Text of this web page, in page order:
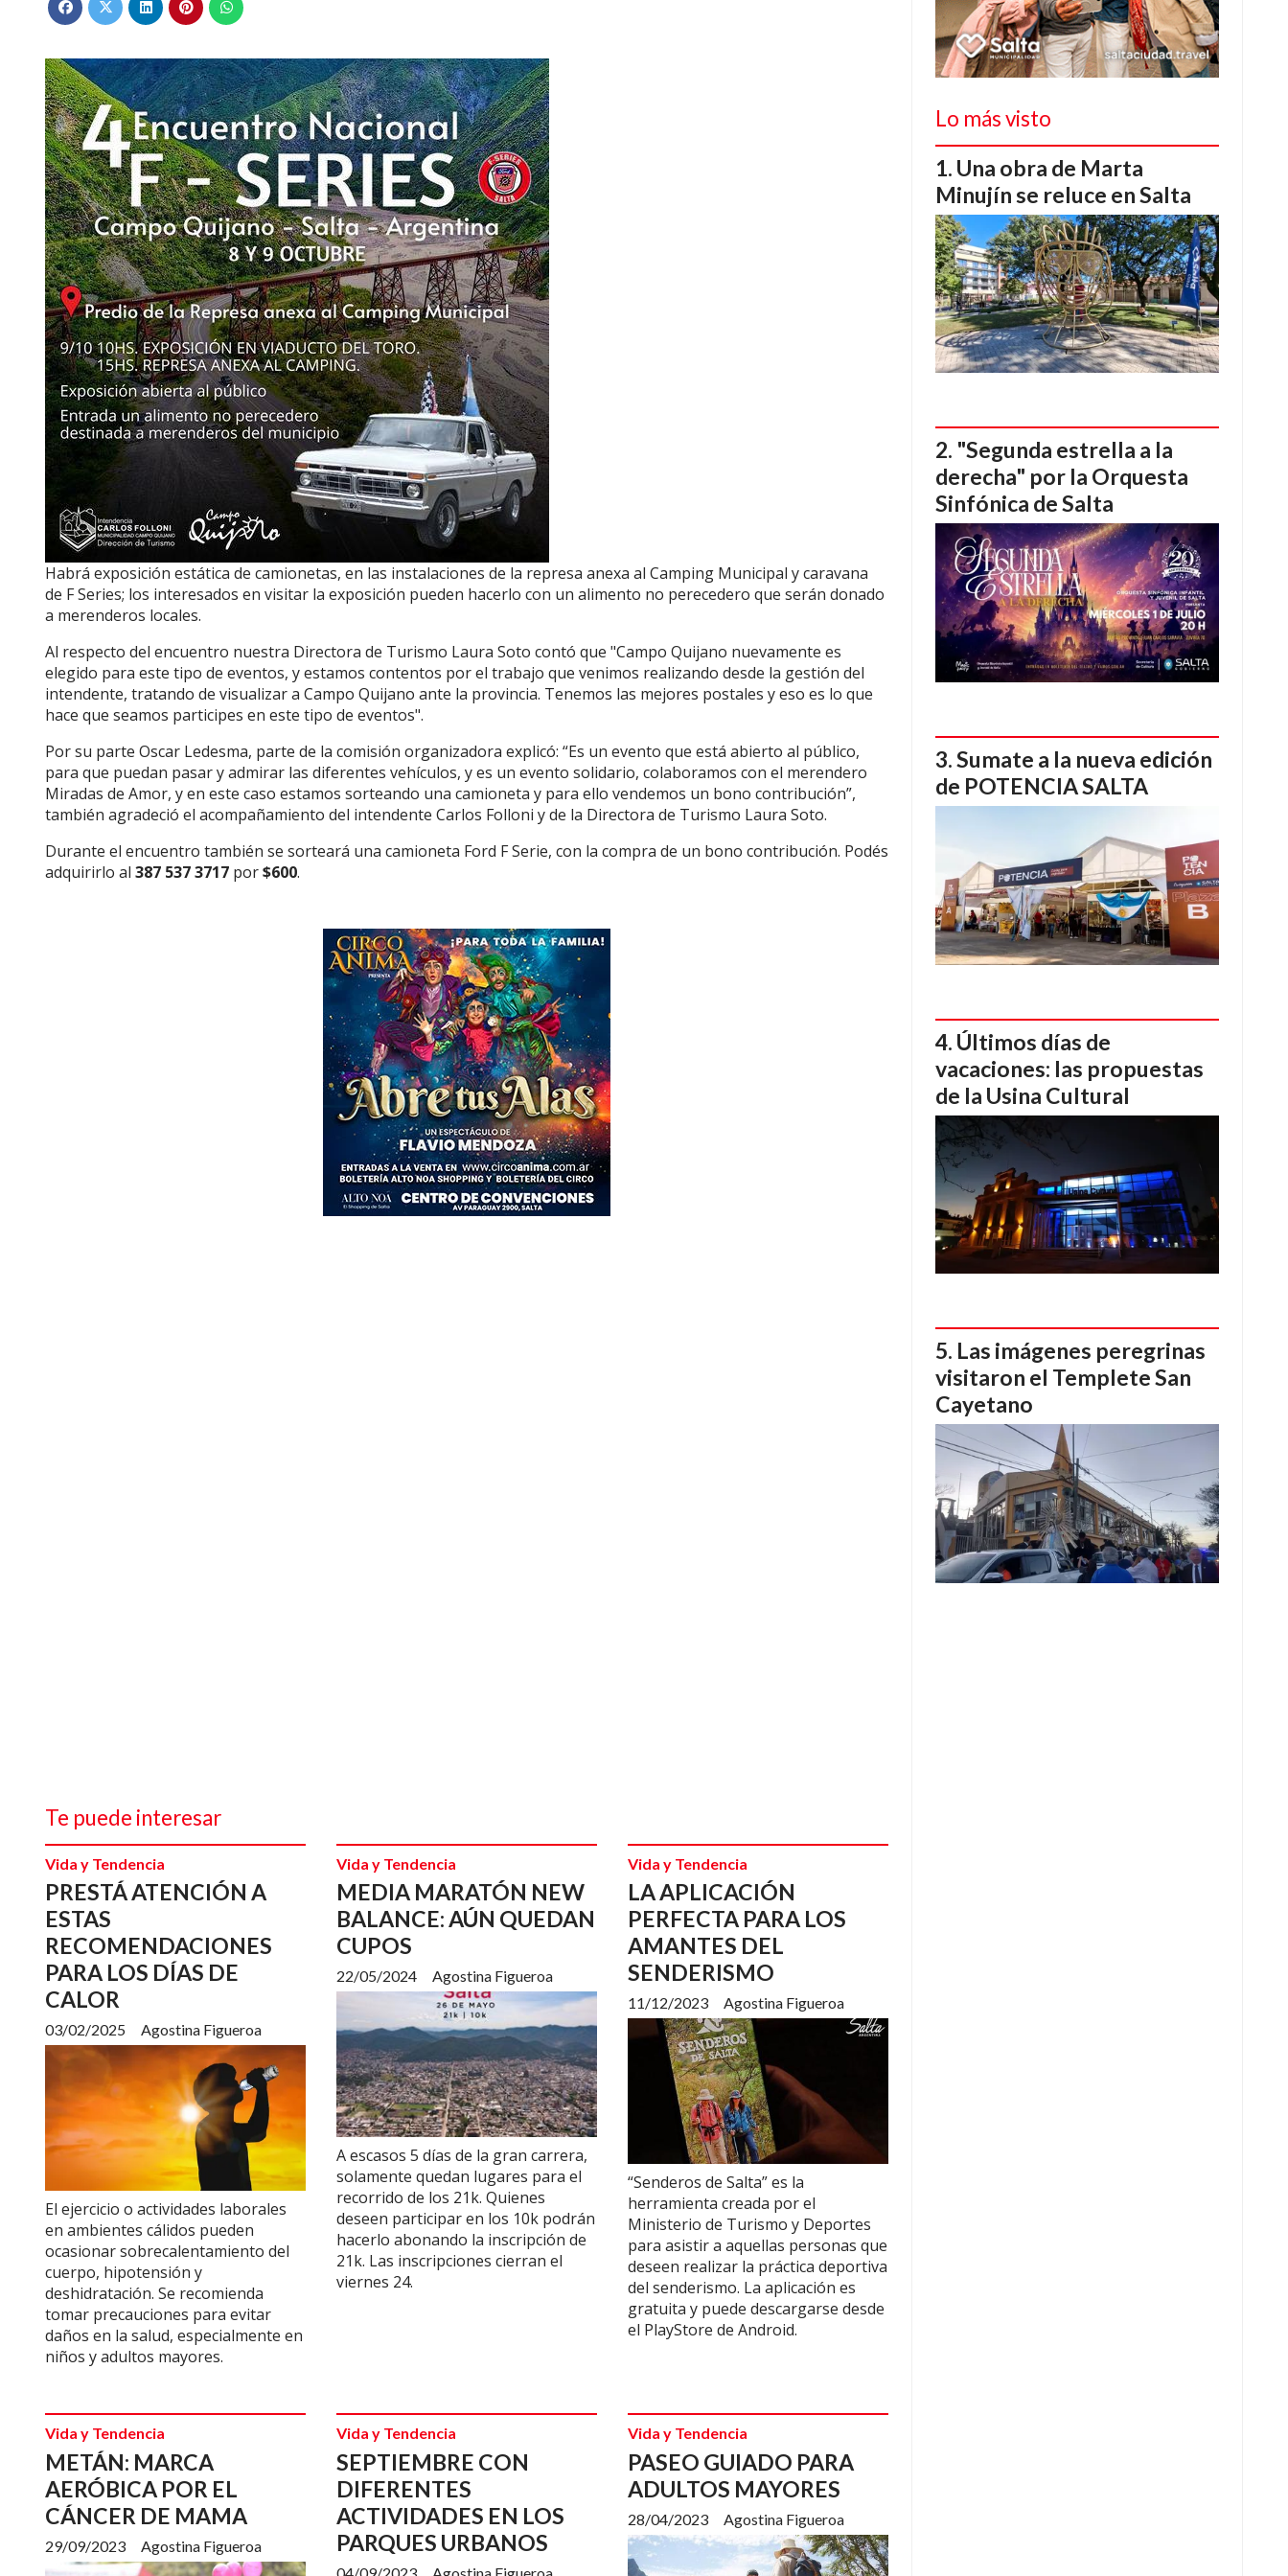
Habrá exposición estática de camionetas, en las instalaciones de la represa anexa al Camping Municipal y caravana
de F Series; los interesados en visitar la exposición pueden hacerlo con un alimento no perecedero que serán donado
a merenderos locales.
Al respecto del encuentro nuestra Directora de Turismo Laura Soto contó que "Campo Quijano nuevamente es
elegido para este tipo de eventos, y estamos contentos por el trabajo que venimos realizando desde la gestión del
intendente, tratando de visualizar a Campo Quijano ante la provincia. Tenemos las mejores postales y eso es lo que
hace que seamos participes en este tipo de eventos".
Por su parte Oscar Ledesma, parte de la comisión organizadora explicó: “Es un evento que está abierto al público,
para que puedan pasar y admirar las diferentes vehículos, y es un evento solidario, colaboramos con el merendero
Miradas de Amor, y en este caso estamos sorteando una camioneta y para ello vendemos un bono contribución”,
también agradeció el acompañamiento del intendente Carlos Folloni y de la Directora de Turismo Laura Soto.
Durante el encuentro también se sorteará una camioneta Ford F Serie, con la compra de un bono contribución. Podés
adquirirlo al 387 537 3717 por$600.
Te puede interesar
PRESTÁ ATENCIÓN A
ESTAS
RECOMENDACIONES
PARA LOS DÍAS DE
CALOR
Agostina Figueroa
Vida y Tendencia
03/02/2025
El ejercicio o actividades laborales
en ambientes cálidos pueden
ocasionar sobrecalentamiento del
cuerpo, hipotensión y
deshidratación. Se recomienda
tomar precauciones para evitar
daños en la salud, especialmente en
niños y adultos mayores.
MEDIA MARATÓN NEW
BALANCE: AÚN QUEDAN
CUPOS
Agostina Figueroa
Vida y Tendencia
22/05/2024
A escasos 5 días de la gran carrera,
solamente quedan lugares para el
recorrido de los 21k. Quienes
deseen participar en los 10k podrán
hacerlo abonando la inscripción de
21k. Las inscripciones cierran el
viernes 24.
LA APLICACIÓN
PERFECTA PARA LOS
AMANTES DEL
SENDERISMO
Agostina Figueroa
Vida y Tendencia
11/12/2023
“Senderos de Salta” es la
herramienta creada por el
Ministerio de Turismo y Deportes
para asistir a aquellas personas que
deseen realizar la práctica deportiva
del senderismo. La aplicación es
gratuita y puede descargarse desde
el PlayStore de Android.
METÁN: MARCA
AERÓBICA POR EL
CÁNCER DE MAMA
Agostina Figueroa
Vida y Tendencia
29/09/2023
SEPTIEMBRE CON
DIFERENTES
ACTIVIDADES EN LOS
PARQUES URBANOS
Vida y Tendencia
PASEO GUIADO PARA
ADULTOS MAYORES
Agostina Figueroa
Vida y Tendencia
28/04/2023
Lo más visto
Una obra de Marta
Minujín se reluce en Salta
"Segunda estrella a la
derecha" por la Orquesta
Sinfónica de Salta
Sumate a la nueva edición
de POTENCIA SALTA
Últimos días de
vacaciones: las propuestas
de la Usina Cultural
Las imágenes peregrinas
visitaron el Templete San
Cayetano